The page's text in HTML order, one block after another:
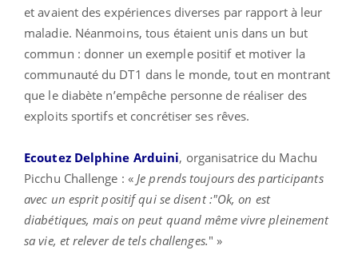
et avaient des expériences diverses par rapport à leur
maladie. Néanmoins, tous étaient unis dans un but
commun : donner un exemple positif et motiver la
communauté du DT1 dans le monde, tout en montrant
que le diabète n’empêche personne de réaliser des
exploits sportifs et concrétiser ses rêves.
Ecoutez Delphine Arduini, organisatrice du Machu
Picchu Challenge : « Je prends toujours des participants
avec un esprit positif qui se disent :"Ok, on est
diabétiques, mais on peut quand même vivre pleinement
sa vie, et relever de tels challenges." »